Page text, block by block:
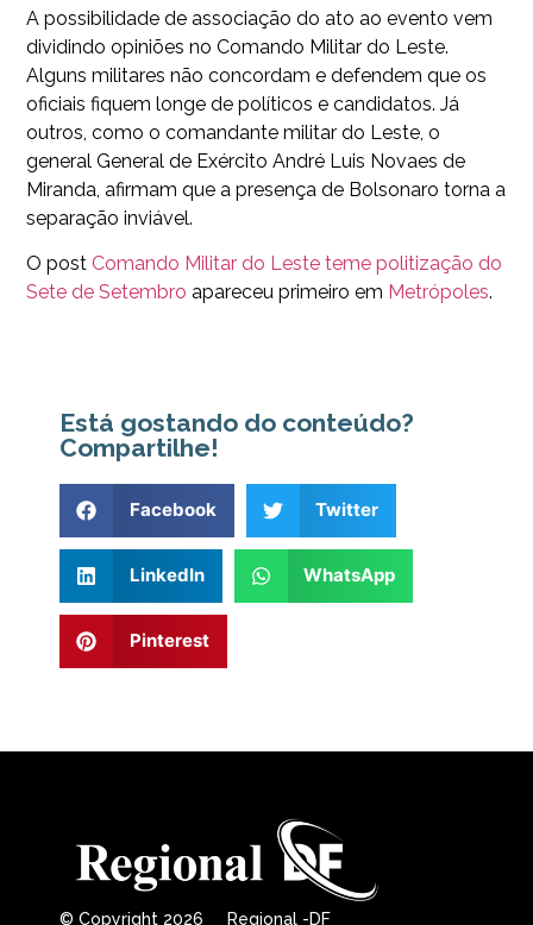
A possibilidade de associação do ato ao evento vem
dividindo opiniões no Comando Militar do Leste.
Alguns militares não concordam e defendem que os
oficiais fiquem longe de políticos e candidatos. Já
outros, como o comandante militar do Leste, o
general General de Exército André Luis Novaes de
Miranda, afirmam que a presença de Bolsonaro torna a
separação inviável.
O post Comando Militar do Leste teme politização do
Sete de Setembro apareceu primeiro em Metrópoles.
Está gostando do conteúdo?
Compartilhe!
Facebook Twitter
LinkedIn WhatsApp
Pinterest
© Copyright 2026 Regional -DF